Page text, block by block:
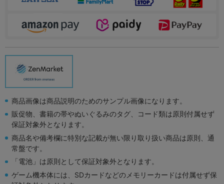
商品画像は商品説明のためのサンプル画像になります。
販促物、書籍の帯やぬいぐるみのタグ、コード類は原則付属せず
保証対象外となります。
商品名や備考欄に特別な記載が無い限り取り扱い商品は原則、通
常盤です。
「電池」は原則として保証対象外となります。
ゲーム機本体には、SDカードなどのメモリーカードは付属せず保